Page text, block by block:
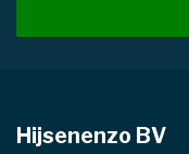
Hijsenenzo BV